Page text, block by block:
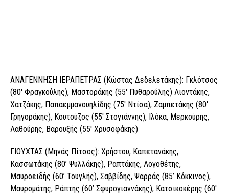
ΑΝΑΓΕΝΝΗΣΗ ΙΕΡΑΠΕΤΡΑΣ (Κώστας Δεδελετάκης): Γκλότσος
(80′ Φραγκούλης), Μαστοράκης (55′ Πυθαρούλης) Λιοντάκης,
Χατζάκης, Παπαεμμανουηλίδης (75′ Ντίσα), Ζαμπετάκης (80′
Γρηγοράκης), Κουτούζος (55′ Στογιάννης), Ιλόκα, Μερκούρης,
Λαθούρης, Βαρουξής (55′ Χρυσοφάκης)
ΓΙΟΥΧΤΑΣ (Μηνάς Πίτσος): Χρήστου, Καπετανάκης,
Κασσωτάκης (80’ Ψυλλάκης), Ραπτάκης, Λογοθέτης,
Μαυροειδής (60’ Τουγλής), Σαββίδης, Ψαρράς (85’ Κόκκινος),
Μαυρομάτης, Ράπτης (60’ Σφυρογιαννάκης), Κατσικοκέρης (60′